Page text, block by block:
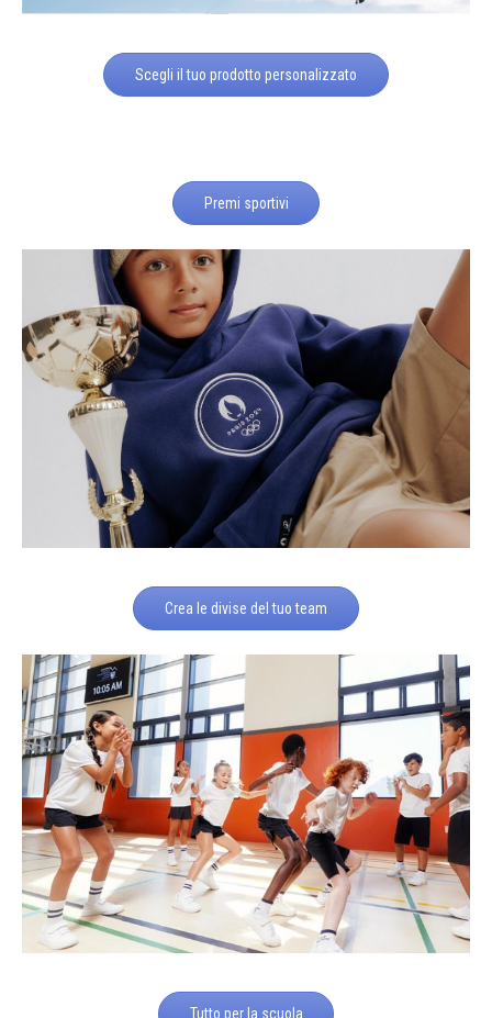
Scegli il tuo prodotto personalizzato
Premi sportivi
Crea le divise del tuo team
Tutto per la scuola